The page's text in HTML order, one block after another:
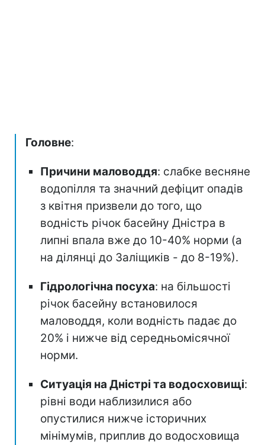
Головне:
Причини маловоддя: слабке весняне
водопілля та значний дефіцит опадів
з квітня призвели до того, що
водність річок басейну Дністра в
липні впала вже до 10-40% норми (а
на ділянці до Заліщиків - до 8-19%).
Гідрологічна посуха: на більшості
річок басейну встановилося
маловоддя, коли водність падає до
20% і нижче від середньомісячної
норми.
Ситуація на Дністрі та водосховищі:
рівні води наблизилися або
опустилися нижче історичних
мінімумів, приплив до водосховища